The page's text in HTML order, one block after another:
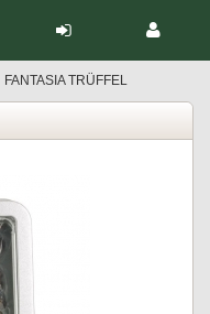
FANTASIA TRÜFFEL